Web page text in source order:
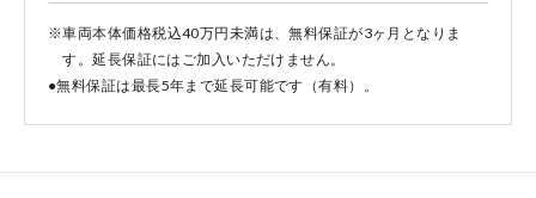
コーポレートサイト
※車両本体価格税込40万円未満は、無料保証が3ヶ月となりま
す。延長保証にはご加入いただけません。
●無料保証は最長5年まで延長可能です（有料）。